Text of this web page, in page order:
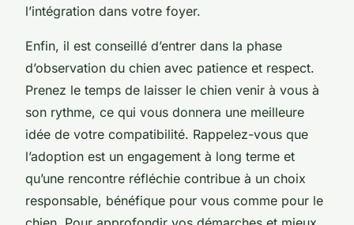
l’intégration dans votre foyer.
Enfin, il est conseillé d’entrer dans la phase
d’observation du chien avec patience et respect.
Prenez le temps de laisser le chien venir à vous à
son rythme, ce qui vous donnera une meilleure
idée de votre compatibilité. Rappelez-vous que
l’adoption est un engagement à long terme et
qu’une rencontre réfléchie contribue à un choix
responsable, bénéfique pour vous comme pour le